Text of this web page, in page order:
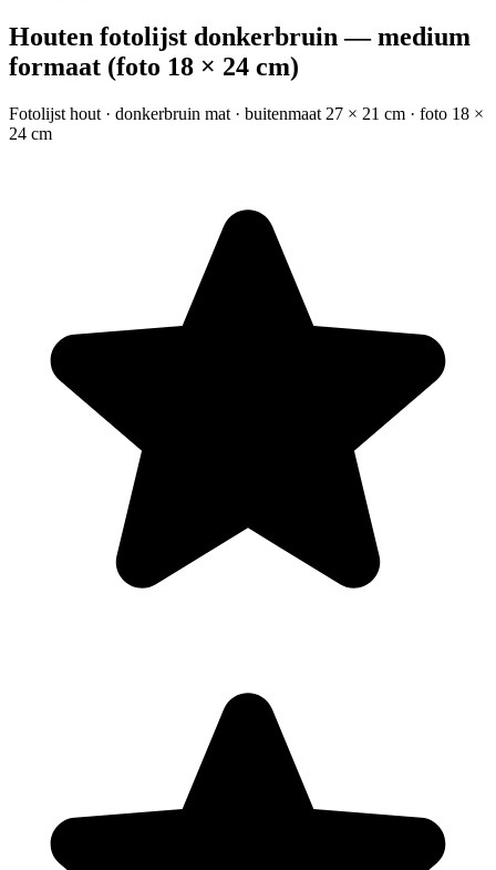
Houten fotolijst donkerbruin — medium
formaat (foto 18 × 24 cm)
Fotolijst hout · donkerbruin mat · buitenmaat 27 × 21 cm · foto 18 ×
24 cm